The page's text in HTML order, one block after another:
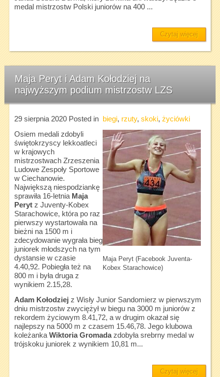
medal mistrzostw Polski juniorów na 400 ...
Czytaj więcej
Maja Peryt i Adam Kołodziej na
najwyższym podium mistrzostw LZS
29 sierpnia 2020Posted in biegi, rzuty, skoki, życiówki
Maja Peryt (Facebook Juventa-
Kobex Starachowice)
Osiem medali zdobyli
świętokrzyscy lekkoatleci
w krajowych
mistrzostwach Zrzeszenia
Ludowe Zespoły Sportowe
w Ciechanowie.
Największą niespodziankę
sprawiła 16-letnia Maja
Perytz Juventy-Kobex
Starachowice, która po raz
pierwszy wystartowała na
bieżni na 1500 m i
zdecydowanie wygrała bieg
juniorek młodszych na tym
dystansie w czasie
4.40,92. Pobiegła też na
800 m i była druga z
wynikiem 2.15,28.
Adam Kołodziej z Wisły Junior Sandomierz w pierwszym
dniu mistrzostw zwyciężył w biegu na 3000 m juniorów z
rekordem życiowym 8.41,72, a w drugim okazał się
najlepszy na 5000 m z czasem 15.46,78. Jego klubowa
koleżankaWiktoria Gromadazdobyła srebrny medal w
trójskoku juniorek z wynikiem 10,81 m...
Czytaj więcej